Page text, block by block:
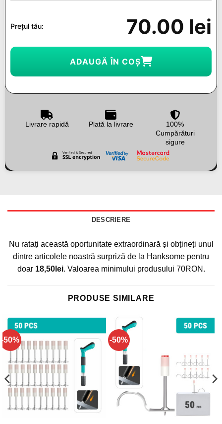
Prețul tău: 70.00 lei
ADAUGĂ ÎN COȘ
Livrare rapidă Plată la livrare
100%
Cumpărături
sigure
DESCRIERE
Nu ratați această oportunitate extraordinară și obțineți unul
dintre articolele noastră surpriză de la Hanksome pentru
doar 18,50lei. Valoarea minimului produsului 70RON.
PRODUSE SIMILARE
-50% -50%